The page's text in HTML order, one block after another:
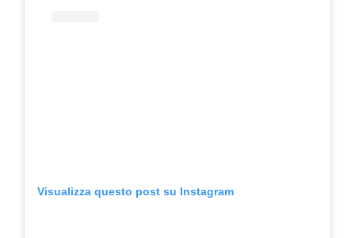
Visualizza questo post su Instagram